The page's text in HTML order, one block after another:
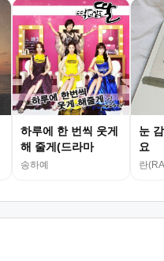
하루에 한 번씩 웃게
해 줄게(드라마
송하예
눈
요
란